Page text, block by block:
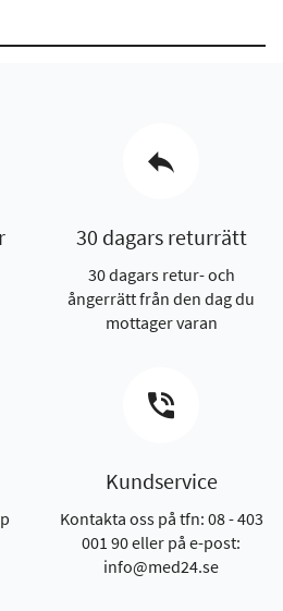
30 dagars returrätt
30 dagars retur- och
ångerrätt från den dag du
mottager varan
Kundservice
Kontakta oss på tfn: 08 - 403
001 90 eller på e-post:
info@med24.se